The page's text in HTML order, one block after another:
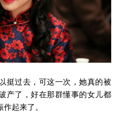
挺过去，可这一次，她真的被
产了，好在那群懂事的女儿都
起来了。